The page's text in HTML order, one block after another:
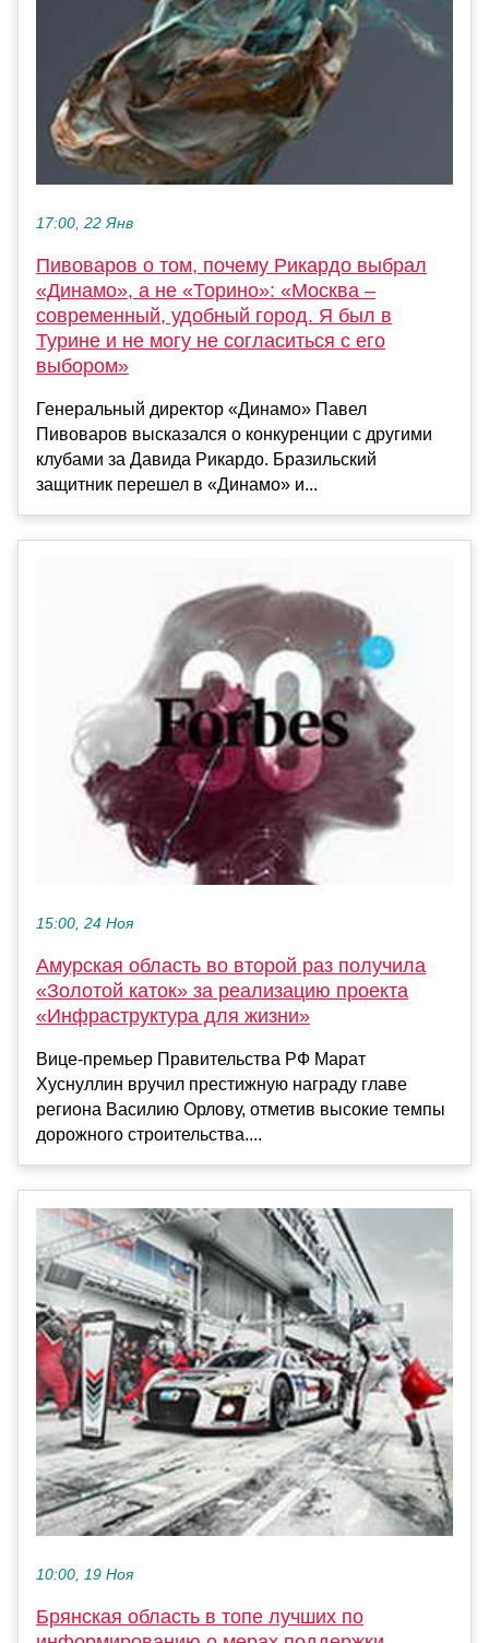
17:00, 22 Янв
Пивоваров о том, почему Рикардо выбрал
«Динамо», а не «Торино»: «Москва –
современный, удобный город. Я был в
Турине и не могу не согласиться с его
выбором»
Генеральный директор «Динамо» Павел
Пивоваров высказался о конкуренции с другими
клубами за Давида Рикардо. Бразильский
защитник перешел в «Динамо» и...
15:00, 24 Ноя
Амурская область во второй раз получила
«Золотой каток» за реализацию проекта
«Инфраструктура для жизни»
Вице-премьер Правительства РФ Марат
Хуснуллин вручил престижную награду главе
региона Василию Орлову, отметив высокие темпы
дорожного строительства....
10:00, 19 Ноя
Брянская область в топе лучших по